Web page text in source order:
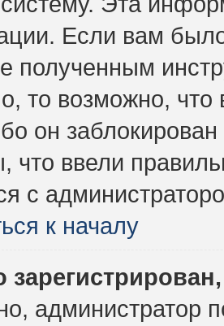
Если вам
полученным
то возможно,
он
что ввели
с
к началу
администратор